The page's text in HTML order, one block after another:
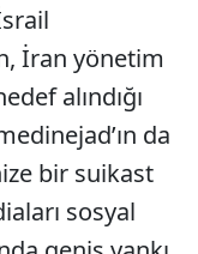
İran yönetim
alındığı
da
bir suikast
sosyal